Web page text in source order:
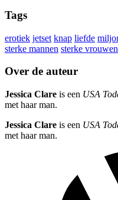
Tags
erotiek jetset knap liefde
sterke mannen sterke vrouwen
Over de auteur
Jessica Clare is een USA
met haar man.
Jessica Clare is een USA
met haar man.